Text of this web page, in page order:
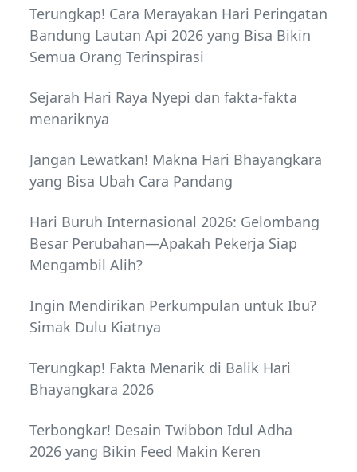
Terungkap! Cara Merayakan Hari Peringatan
Bandung Lautan Api 2026 yang Bisa Bikin
Semua Orang Terinspirasi
Sejarah Hari Raya Nyepi dan fakta-fakta
menariknya
Jangan Lewatkan! Makna Hari Bhayangkara
yang Bisa Ubah Cara Pandang
Hari Buruh Internasional 2026: Gelombang
Besar Perubahan—Apakah Pekerja Siap
Mengambil Alih?
Ingin Mendirikan Perkumpulan untuk Ibu?
Simak Dulu Kiatnya
Terungkap! Fakta Menarik di Balik Hari
Bhayangkara 2026
Terbongkar! Desain Twibbon Idul Adha
2026 yang Bikin Feed Makin Keren